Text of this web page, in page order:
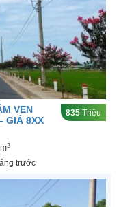
VEN
GIÁ 8XX
835 Triệu
2
trước